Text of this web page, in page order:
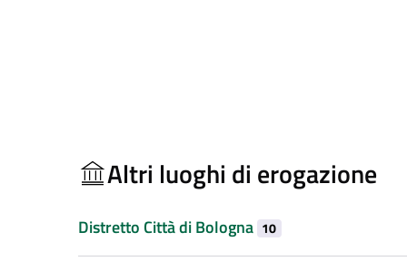
Altri luoghi di erogazione
Distretto Città di Bologna 10